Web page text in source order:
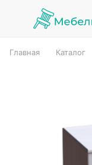
Главная Каталог